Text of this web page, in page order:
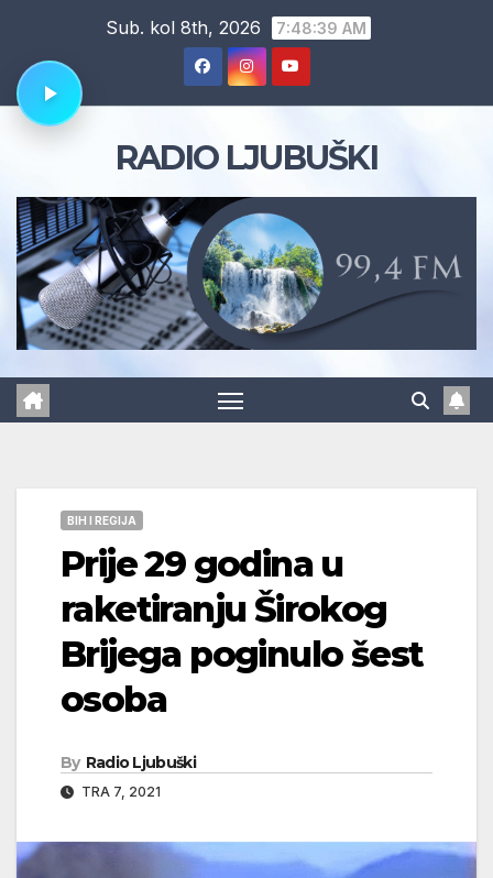
content
Sub. kol 8th, 2026 7:48:40 AM
RADIO LJUBUŠKI
BIH I REGIJA
Prije 29 godina u
raketiranju Širokog
Brijega poginulo šest
osoba
By Radio Ljubuški
TRA 7, 2021